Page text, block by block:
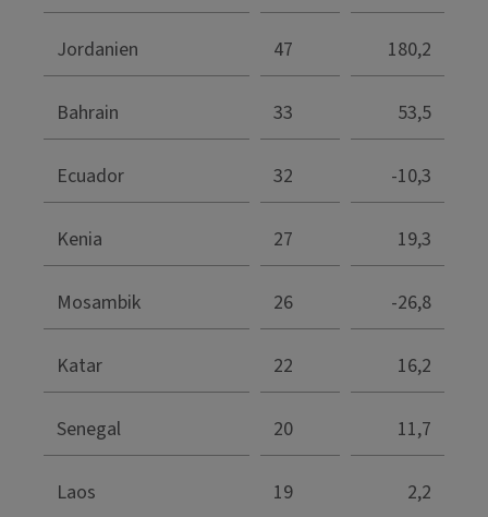
Jordanien 47 180,2
Bahrain 33 53,5
Ecuador 32 -10,3
Kenia 27 19,3
Mosambik 26 -26,8
Katar 22 16,2
Senegal 20 11,7
Laos 19 2,2